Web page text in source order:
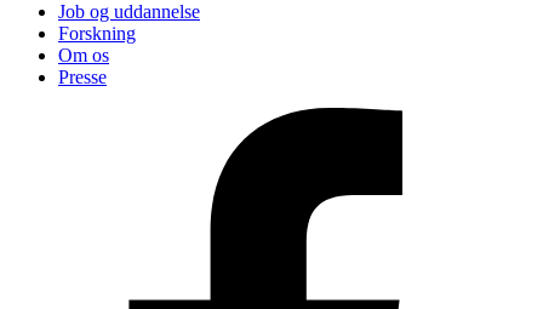
Job og uddannelse
Forskning
Om os
Presse